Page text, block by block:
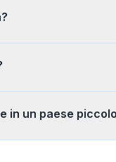
in un paese